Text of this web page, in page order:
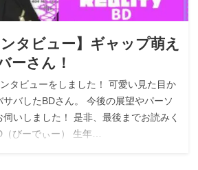
タビュー】ギャップ萌え
ーさん！
タビューをしました！ 可愛い見た目か
バしたBDさん。 今後の展望やパーソ
いしました！ 是非、最後までお読みく
（びーでぃー） 生年…